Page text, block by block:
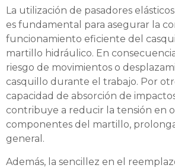
La utilización de pasadores
es fundamental para asegurar la
funcionamiento eficiente del
martillo hidráulico. En
riesgo de movimientos o
casquillo durante el trabajo. Por
capacidad de absorción de
contribuye a reducir la tensión en
componentes del martillo,
general.
Además, la sencillez en el